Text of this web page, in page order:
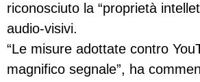
riconosciuto la “proprietà
audio-visivi.
“Le misure adottate contro
magnifico segnale”, ha